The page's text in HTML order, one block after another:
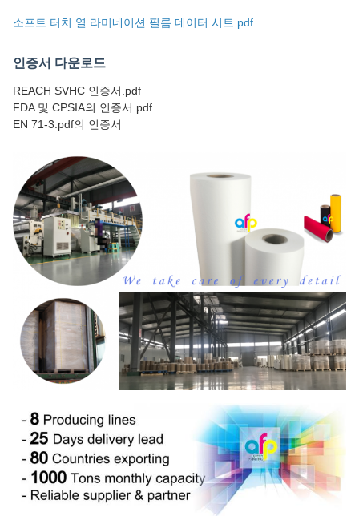
소프트 터치 열 라미네이션 필름 데이터 시트.pdf
인증서 다운로드
REACH SVHC 인증서.pdf
FDA 및 CPSIA의 인증서.pdf
EN 71-3.pdf의 인증서